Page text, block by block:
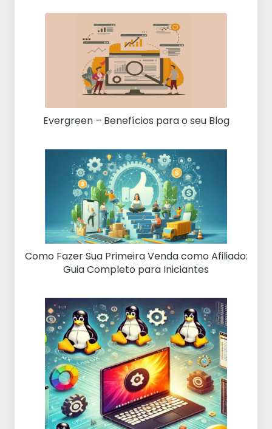
Evergreen – Benefícios para o seu Blog
Como Fazer Sua Primeira Venda como Afiliado:
Guia Completo para Iniciantes